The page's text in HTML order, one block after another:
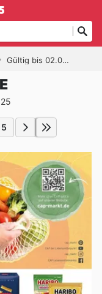
Gültig bis 02.08.2025
5